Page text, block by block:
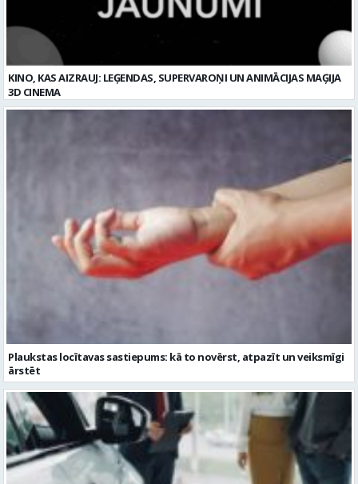
Plaukstas locītavas sastiepums: kā to novērst, atpazīt un veiksmīgi